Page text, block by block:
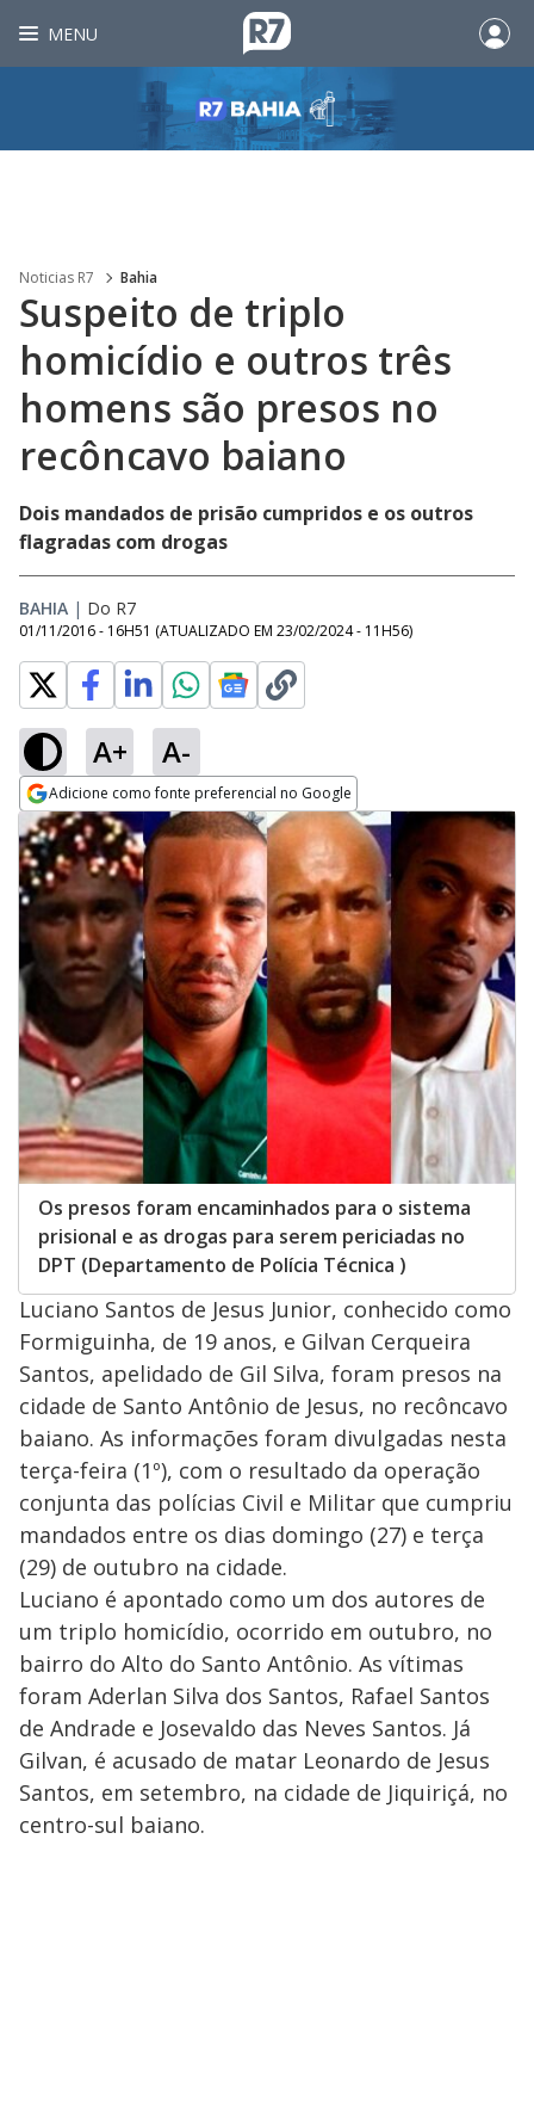
MENU
Noticias R7 Bahia
Suspeito de triplo
homicídio e outros três
homens são presos no
recôncavo baiano
Dois mandados de prisão cumpridos e os outros
flagradas com drogas
BAHIA | Do R7
01/11/2016 - 16H51 (ATUALIZADO EM 23/02/2024 - 11H56)
A+ A-
Adicione como fonte preferencial no Google
Opens in new window
Os presos foram encaminhados para o sistema
prisional e as drogas para serem periciadas no
DPT (Departamento de Polícia Técnica )
Luciano Santos de Jesus Junior, conhecido como
Formiguinha, de 19 anos, e Gilvan Cerqueira
Santos, apelidado de Gil Silva, foram presos na
cidade de Santo Antônio de Jesus, no recôncavo
baiano. As informações foram divulgadas nesta
terça-feira (1º), com o resultado da operação
conjunta das polícias Civil e Militar que cumpriu
mandados entre os dias domingo (27) e terça
(29) de outubro na cidade.
Luciano é apontado como um dos autores de
um triplo homicídio, ocorrido em outubro, no
bairro do Alto do Santo Antônio. As vítimas
foram Aderlan Silva dos Santos, Rafael Santos
de Andrade e Josevaldo das Neves Santos. Já
Gilvan, é acusado de matar Leonardo de Jesus
Santos, em setembro, na cidade de Jiquiriçá, no
centro-sul baiano.